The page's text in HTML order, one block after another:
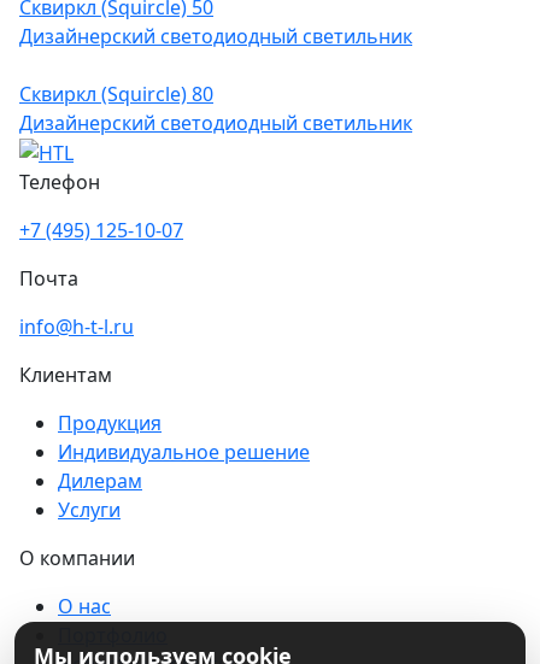
Сквиркл (Squircle) 50
Дизайнерский светодиодный светильник
Сквиркл (Squircle)80
Дизайнерский светодиодный светильник
Телефон
+7 (495) 125-10-07
Почта
info@h-t-l.ru
Клиентам
Продукция
Индивидуальное решение
Дилерам
Услуги
О компании
О нас
Мы используем cookie